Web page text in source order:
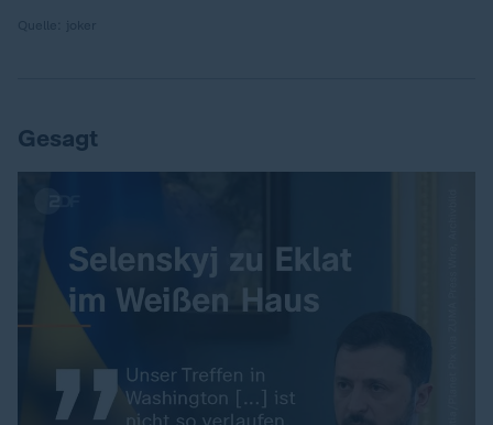
Gesagt